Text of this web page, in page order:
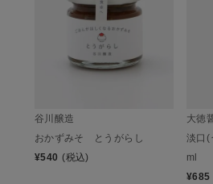
谷川醸造
おかずみそ とうがらし
¥540 (税込)
大徳
淡口(
ml
¥685